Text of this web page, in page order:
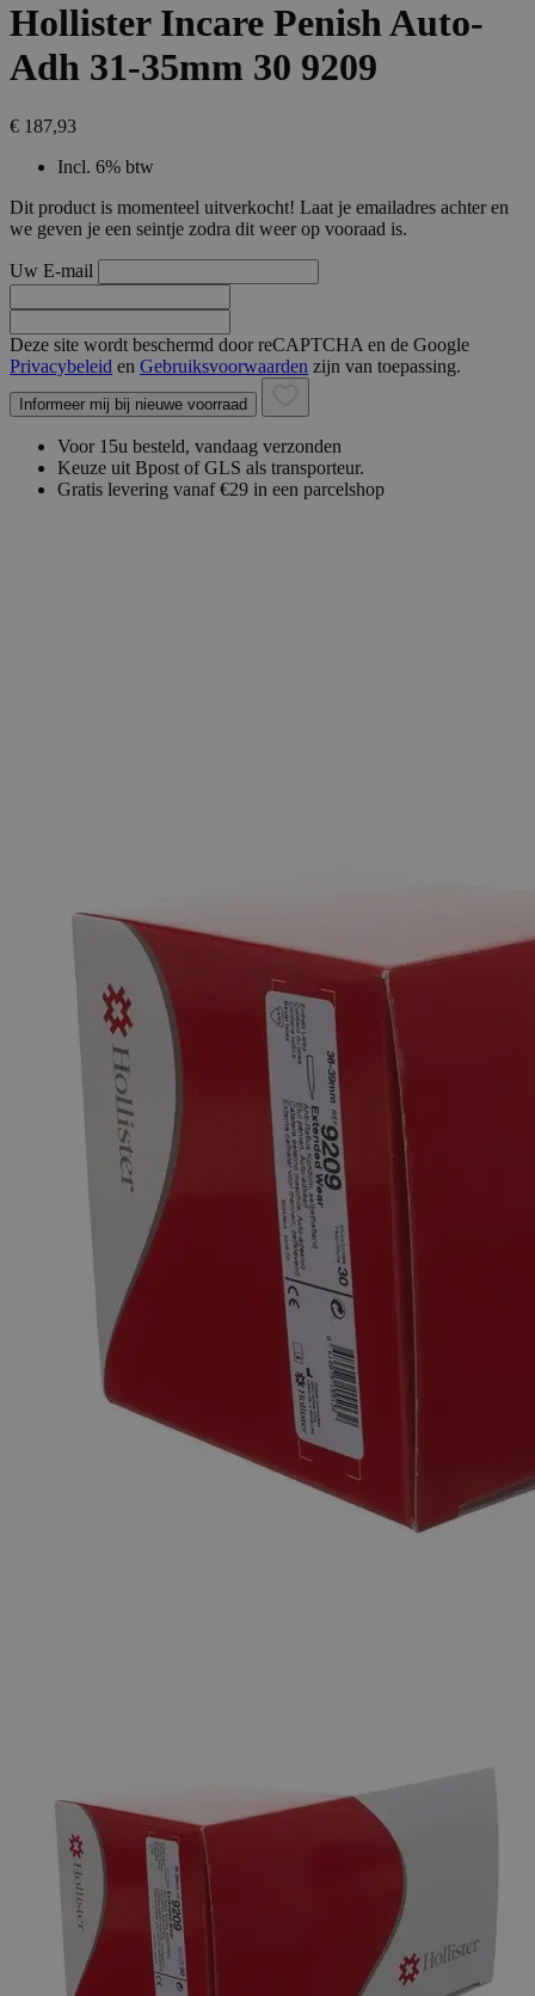
Hollister Incare Penish Auto-
Adh 31-35mm 30 9209
€ 187,93
Incl. 6% btw
Dit product is momenteel uitverkocht! Laat je emailadres achter en
we geven je een seintje zodra dit weer op vooraad is.
Uw E-mail
Deze site wordt beschermd door reCAPTCHA en de Google
Privacybeleid en Gebruiksvoorwaarden zijn van toepassing.
Informeer mij bij nieuwe voorraad
Voor 15u besteld, vandaag verzonden
Keuze uit Bpost of GLS als transporteur.
Gratis levering vanaf €29 in een parcelshop